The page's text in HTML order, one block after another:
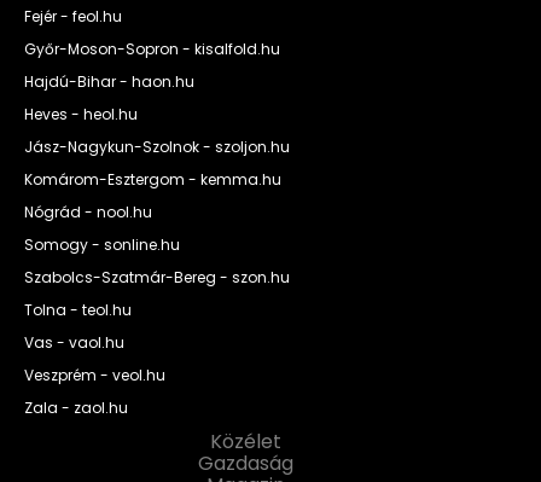
Fejér - feol.hu
Győr-Moson-Sopron - kisalfold.hu
Hajdú-Bihar - haon.hu
Heves - heol.hu
Jász-Nagykun-Szolnok - szoljon.hu
Komárom-Esztergom - kemma.hu
Nógrád - nool.hu
Somogy - sonline.hu
Szabolcs-Szatmár-Bereg - szon.hu
Tolna - teol.hu
Vas - vaol.hu
Veszprém - veol.hu
Zala - zaol.hu
Közélet
Gazdaság